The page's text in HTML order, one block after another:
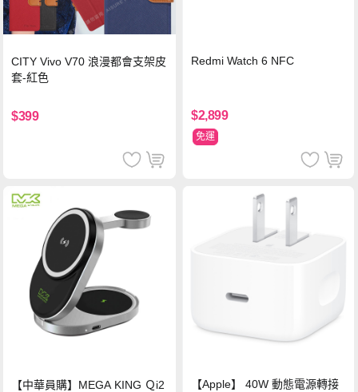
CITY Vivo V70 浪漫都會支架皮
套-紅色
$399
Redmi Watch 6 NFC
$2,899
免運
【中華員購】MEGA KING Ｑi2
【Apple】 40W 動態電源轉接